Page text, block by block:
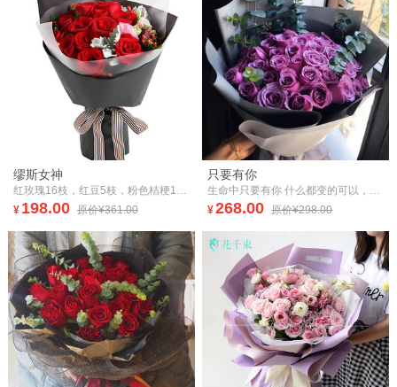
缪斯女神
红玫瑰16枝，红豆5枝，粉色桔梗1枝，银叶菊2枝（如当地红豆缺货，用相思梅等其他寓意相近配材替代。）
¥ 198.00 原价¥361.00
只要有你
生命中只要有你 什么都变的可以，让所有流星边的随时都相遇。
¥268.00 原价¥298.00